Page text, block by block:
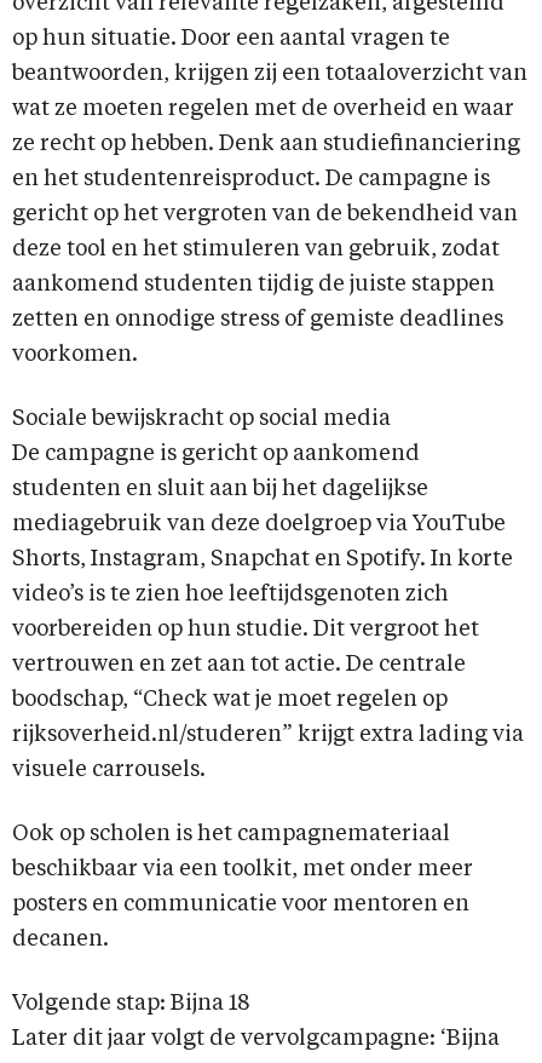
op hun situatie. Door een aantal vragen te
beantwoorden, krijgen zij een totaaloverzicht van
wat ze moeten regelen met de overheid en waar
ze recht op hebben. Denk aan studiefinanciering
en het studentenreisproduct. De campagne is
gericht op het vergroten van de bekendheid van
deze tool en het stimuleren van gebruik, zodat
aankomend studenten tijdig de juiste stappen
zetten en onnodige stress of gemiste deadlines
voorkomen.
Sociale bewijskracht op social media
De campagne is gericht op aankomend
studenten en sluit aan bij het dagelijkse
mediagebruik van deze doelgroep via YouTube
Shorts, Instagram, Snapchat en Spotify. In korte
video’s is te zien hoe leeftijdsgenoten zich
voorbereiden op hun studie. Dit vergroot het
vertrouwen en zet aan tot actie. De centrale
boodschap, “Check wat je moet regelen op
rijksoverheid.nl/studeren” krijgt extra lading via
visuele carrousels.
Ook op scholen is het campagnemateriaal
beschikbaar via een toolkit, met onder meer
posters en communicatie voor mentoren en
decanen.
Volgende stap: Bijna 18
Later dit jaar volgt de vervolgcampagne: ‘Bijna